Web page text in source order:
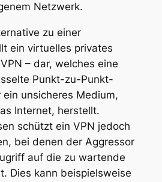
Netzwerk.
zu einer
ein virtuelles privates
– dar, welches eine
Punkt-zu-Punkt-
unsicheres Medium,
Internet, herstellt.
schützt ein VPN jedoch
bei denen der Aggressor
auf die zu wartende
Dies kann beispielsweise